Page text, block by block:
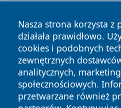
Nasza strona korzysta z
działała prawidłowo.
cookies i podobnych
zewnętrznych
analitycznych,
społecznościowych.
przetwarzane również
Copyright © 2026 ostrolecki24.pl
zastrzeżone.